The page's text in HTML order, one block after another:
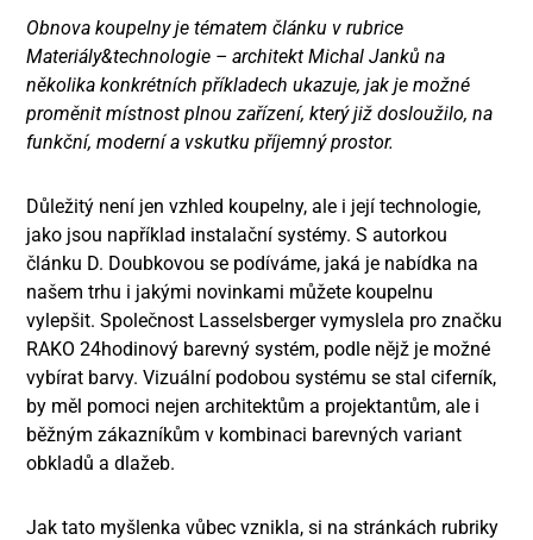
Obnova koupelny je tématem článku v rubrice
Materiály&technologie – architekt Michal Janků na
několika konkrétních příkladech ukazuje, jak je možné
proměnit místnost plnou zařízení, který již dosloužilo, na
funkční, moderní a vskutku příjemný prostor.
Důležitý není jen vzhled koupelny, ale i její technologie,
jako jsou například instalační systémy. S autorkou
článku D. Doubkovou se podíváme, jaká je nabídka na
našem trhu i jakými novinkami můžete koupelnu
vylepšit. Společnost Lasselsberger vymyslela pro značku
RAKO 24hodinový barevný systém, podle nějž je možné
vybírat barvy. Vizuální podobou systému se stal ciferník,
by měl pomoci nejen architektům a projektantům, ale i
běžným zákazníkům v kombinaci barevných variant
obkladů a dlažeb.
Jak tato myšlenka vůbec vznikla, si na stránkách rubriky